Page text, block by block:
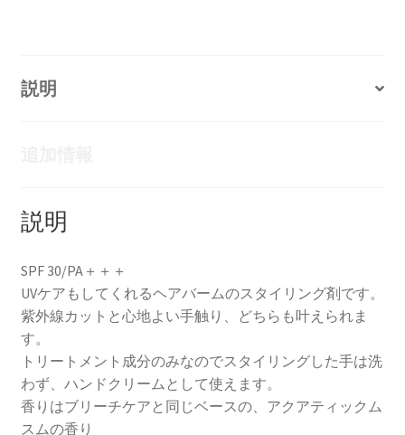
説明
説明
SPF 30/PA＋＋＋
UVケアもしてくれるヘアバームのスタイリング剤です。
紫外線カットと心地よい手触り、どちらも叶えられま
す。
トリートメント成分のみなのでスタイリングした手は洗
わず、ハンドクリームとして使えます。
香りはブリーチケアと同じベースの、アクアティックム
スムの香り